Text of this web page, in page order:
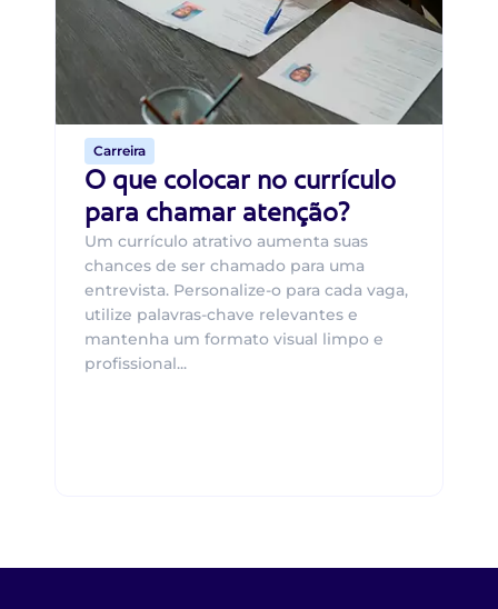
Carreira
O que colocar no currículo
para chamar atenção?
Um currículo atrativo aumenta suas
chances de ser chamado para uma
entrevista. Personalize-o para cada vaga,
utilize palavras-chave relevantes e
mantenha um formato visual limpo e
profissional...